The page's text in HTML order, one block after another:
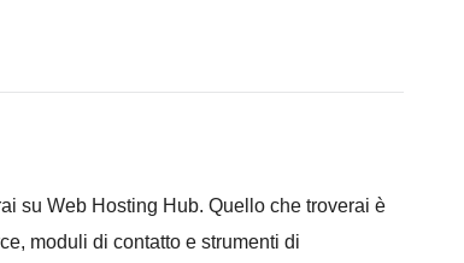
su Web Hosting Hub. Quello che troverai è
moduli di contatto e strumenti di